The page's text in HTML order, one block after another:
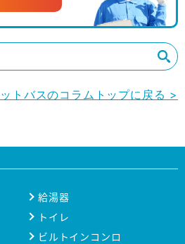
トバスのコラムトップに戻る >
給湯器
トイレ
ビルトインコンロ